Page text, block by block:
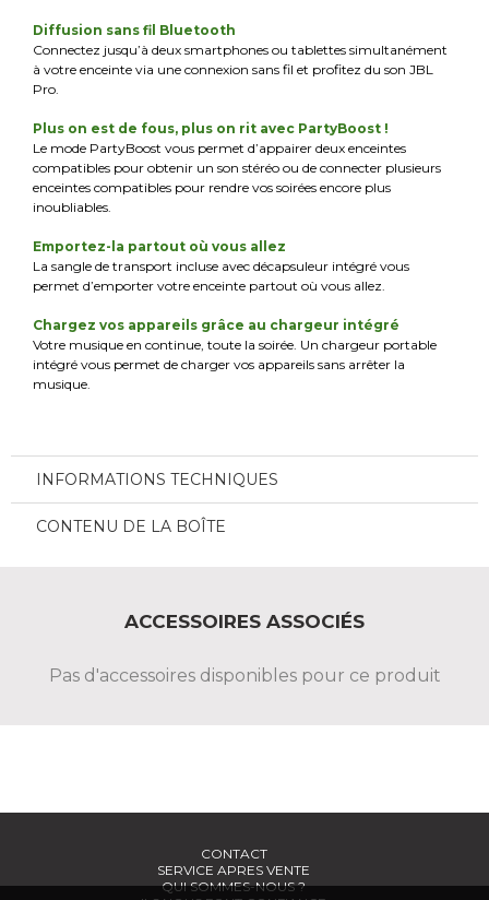
Diffusion sans fil Bluetooth
Connectez jusqu’à deux smartphones ou tablettes simultanément
à votre enceinte via une connexion sans fil et profitez du son JBL
Pro.
Plus on est de fous, plus on rit avec PartyBoost !
Le mode PartyBoost vous permet d’appairer deux enceintes
compatibles pour obtenir un son stéréo ou de connecter plusieurs
enceintes compatibles pour rendre vos soirées encore plus
inoubliables.
Emportez-la partout où vous allez
La sangle de transport incluse avec décapsuleur intégré vous
permet d’emporter votre enceinte partout où vous allez.
Chargez vos appareils grâce au chargeur intégré
Votre musique en continue, toute la soirée. Un chargeur portable
intégré vous permet de charger vos appareils sans arrêter la
musique.
INFORMATIONS TECHNIQUES
CONTENU DE LA BOÎTE
ACCESSOIRES ASSOCIÉS
Pas d'accessoires disponibles pour ce produit
CONTACT
SERVICE APRES VENTE
QUI SOMMES-NOUS ?